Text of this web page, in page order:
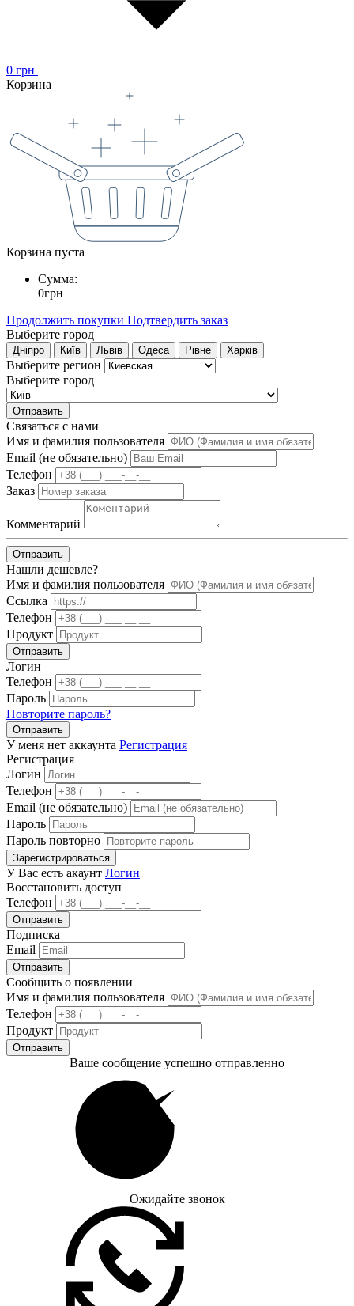
0 грн
Корзина
Корзина пуста
Сумма:
0грн
Продолжить покупки Подтвердить заказ
Выберите город
Дніпро Київ Львів Одеса Рівне Харків
Выберите регион
Выберите город
Отправить
Связаться с нами
Имя и фамилия пользователя
Email (не обязательно)
Телефон
Заказ
Комментарий
Отправить
Нашли дешевле?
Имя и фамилия пользователя
Ссылка
Телефон
Продукт
Отправить
Логин
Телефон
Пароль
Повторите пароль?
Отправить
У меня нет аккаунта Регистрация
Регистрация
Логин
Телефон
Email (не обязательно)
Пароль
Пароль повторно
Зарегистрироваться
У Вас есть акаунт Логин
Восстановить доступ
Телефон
Отправить
Подписка
Email
Отправить
Сообщить о появлении
Имя и фамилия пользователя
Телефон
Продукт
Отправить
Ваше сообщение успешно отправленно
Ожидайте звонок